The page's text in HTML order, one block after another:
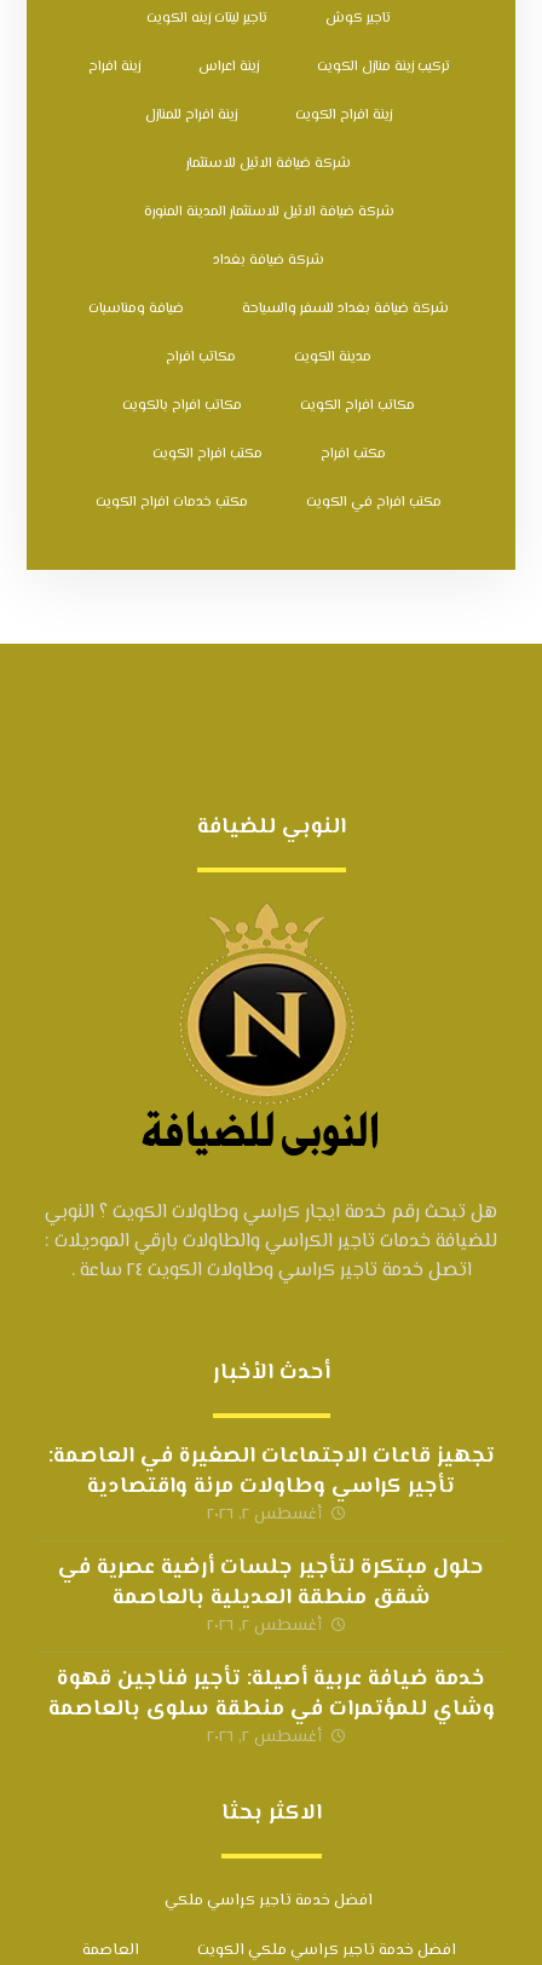
تاجير كوش تاجير ليتات زينه الكويت
تركيب زينة منازل الكويت زينة اعراس زينة افراح
زينة افراح الكويت زينة افراح للمنازل
شركة ضيافة الاثيل للاستثمار
شركة ضيافة الاثيل للاستثمار المدينة المنورة
شركة ضيافة بغداد
شركة ضيافة بغداد للسفر والسياحة ضيافة ومناسبات
مدينة الكويت مكاتب افراح
مكاتب افراح الكويت مكاتب افراح بالكويت
مكتب افراح مكتب افراح الكويت
مكتب افراح في الكويت مكتب خدمات افراح الكويت
النوبي للضيافة
هل تبحث رقم خدمة ايجار كراسي وطاولات الكويت ؟ النوبي
للضيافة خدمات تاجير الكراسي والطاولات بارقي الموديلات :
اتصل خدمة تاجير كراسي وطاولات الكويت ٢٤ ساعة .
أحدث الأخبار
تجهيز قاعات الاجتماعات الصغيرة في العاصمة:
تأجير كراسي وطاولات مرنة واقتصادية
أغسطس ٢, ٢٠٢٦
حلول مبتكرة لتأجير جلسات أرضية عصرية في
شقق منطقة العديلية بالعاصمة
أغسطس ٢, ٢٠٢٦
خدمة ضيافة عربية أصيلة: تأجير فناجين قهوة
وشاي للمؤتمرات في منطقة سلوى بالعاصمة
أغسطس ٢, ٢٠٢٦
الاكثر بحثا
افضل خدمة تاجير كراسي ملكي
افضل خدمة تاجير كراسي ملكي الكويت العاصمة